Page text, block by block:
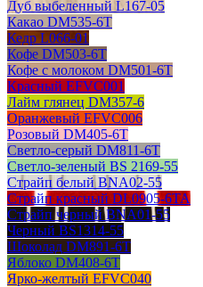
Дуб выбеленный L167-05
Какао DM535-6T
Кедр L066-01
Кофе DM503-6T
Кофе с молоком DM501-6T
Красный EFVC001
Лайм глянец DM357-6
Оранжевый EFVC006
Розовый DM405-6T
Светло-серый DM811-6T
Светло-зеленый BS 2169-55
Страйп белый BNA02-55
Страйп красный DL0905-6TA
Страйп черный BNA01-55
Черный BS1314-55
Шоколад DM891-6T
Яблоко DM408-6T
Ярко-желтый EFVC040